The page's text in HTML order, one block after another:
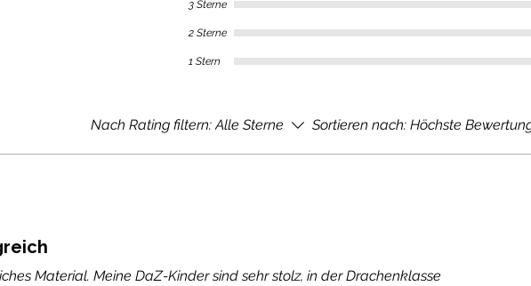
3 Sterne
2 Sterne
1 Stern
Nach Rating filtern: Alle Sterne Sortieren nach: Höchste
Material. Meine DaZ-Kinder sind sehr stolz, in der Drachenklasse